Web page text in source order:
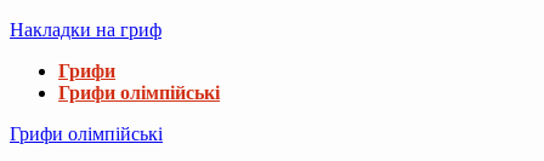
Накладки на гриф
Грифи
Грифи олімпійські
Грифи олімпійські